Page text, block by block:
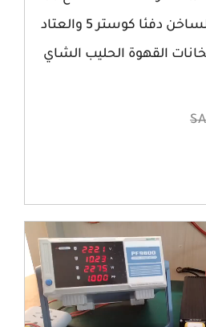
° C صانعات الشاي الساخن دفئا كوستر 5 والعتاد
القهوة الحليب الشاي